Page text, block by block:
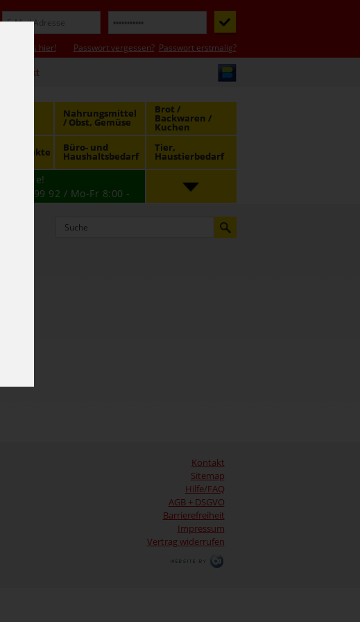
Infos hier! Passwort vergessen? Passwort erstmalig?
Kontakt
Tee Nahrungsmittel
/ Obst, Gemüse
Brot /
Backwaren /
Kuchen
Büro- und
Haushaltsbedarf
Tier,
Haustierbedarf
für Sie!
01 599 92 / Mo-Fr 8:00 -
Kontakt
Sitemap
Hilfe/FAQ
AGB + DSGVO
Barrierefreiheit
Impressum
Vertrag widerrufen